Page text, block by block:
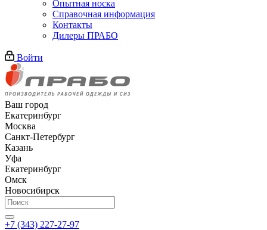
Опытная носка
Справочная информация
Контакты
Дилеры ПРАБО
Войти
Ваш город
Екатеринбург
Москва
Санкт-Петербург
Казань
Уфа
Екатеринбург
Омск
Новосибирск
+7 (343) 227-27-97